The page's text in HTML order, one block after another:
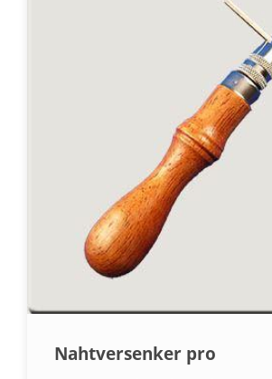
Nahtversenker pro